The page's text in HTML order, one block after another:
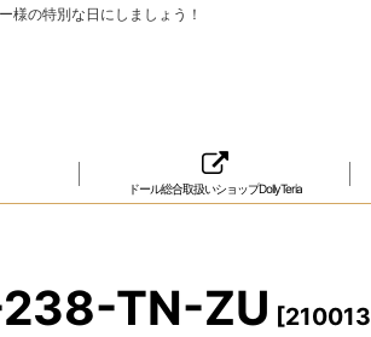
様の特別な日にしましょう！
ドール総合取扱いショップDollyTeria
TN-ZU [